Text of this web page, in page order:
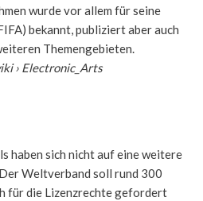
wurde vor allem für seine
bekannt, publiziert aber auch
Themengebieten.
› Electronic_Arts
haben sich nicht auf eine weitere
Weltverband soll rund 300
für die Lizenzrechte gefordert